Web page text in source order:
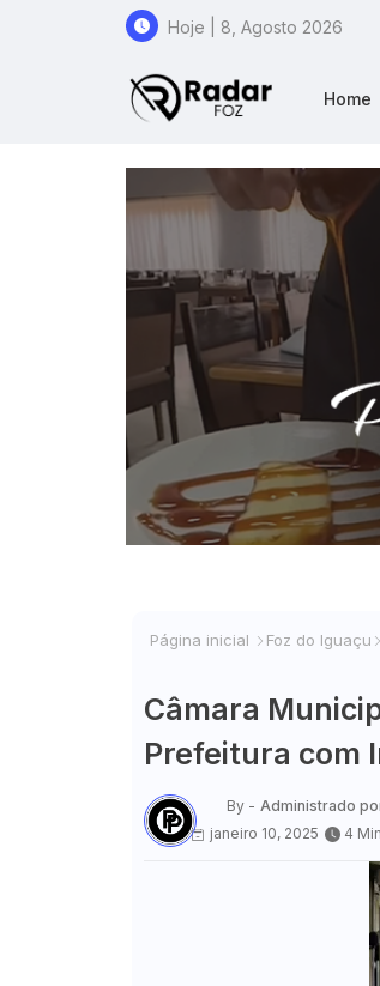
Hoje | 8, Agosto 2026
Home
Página inicial Foz do Iguaçu
Câmara
Prefeitura com
By - Administrado
janeiro 10, 2025
4